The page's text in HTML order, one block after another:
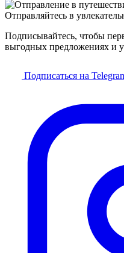
Отправляйтесь в
Подписывайтесь, чтобы
выгодных предложениях и
Подписаться на